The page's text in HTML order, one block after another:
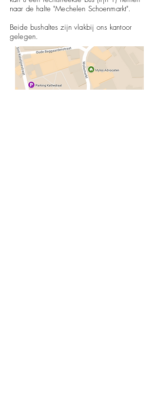
naar de halte "Mechelen Schoenmarkt".
Beide bushaltes zijn vlakbij ons kantoor
gelegen.